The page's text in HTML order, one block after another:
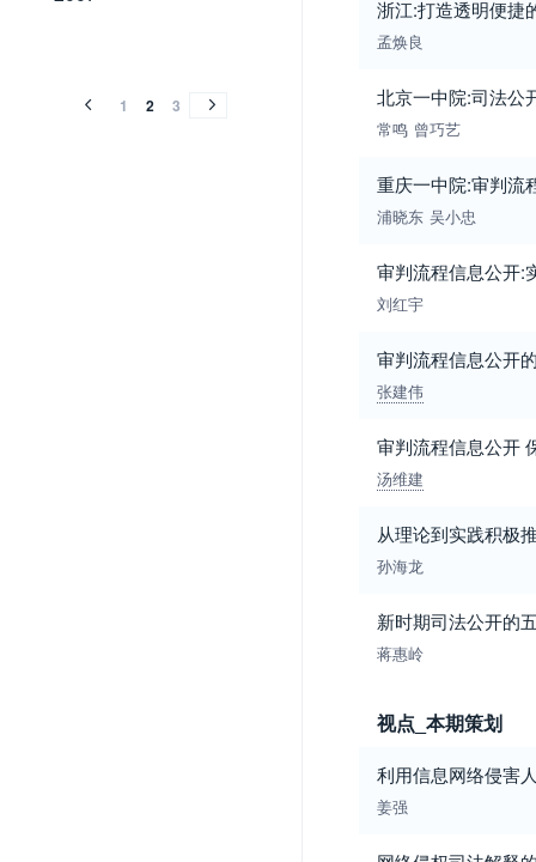
1 2 3
浙江:打造透明便捷
孟焕良
北京一中院:司法公
常鸣 曾巧艺
重庆一中院:审判流
浦晓东 吴小忠
审判流程信息公开:
刘红宇
审判流程信息公开
张建伟
审判流程信息公开
汤维建
从理论到实践积极
孙海龙
新时期司法公开的
蒋惠岭
视点_本期策划
利用信息网络侵害
姜强